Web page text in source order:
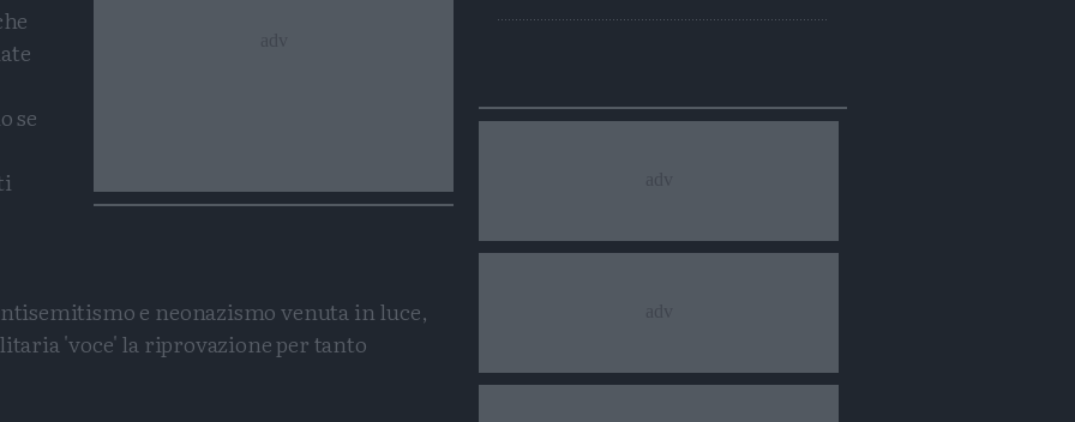
se
e neonazismo venuta in luce,
'voce' la riprovazione per tanto